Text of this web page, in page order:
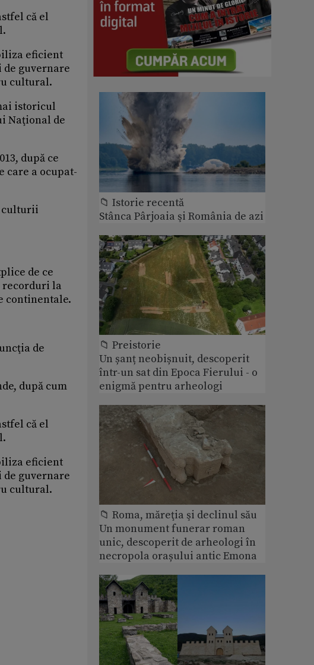
că el
eficient
guvernare
cultural.
istoricul
Naţional de
după ce
care a ocupat-
culturii
de ce
recorduri la
continentale.
de
după cum
că el
eficient
guvernare
cultural.
📁 Istorie recentă
Stânca Pârjoaia şi România de azi
📁 Preistorie
Un șanț neobișnuit, descoperit
într-un sat din Epoca Fierului - o
enigmă pentru arheologi
📁 Roma, măreţia şi declinul său
Un monument funerar roman
unic, descoperit de arheologi în
necropola orașului antic Emona